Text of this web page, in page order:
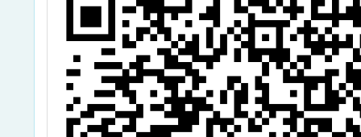
音符-
樂蒂
啦隊